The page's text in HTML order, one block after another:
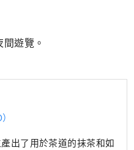
遊覽。
出了用於茶道的抹茶和如